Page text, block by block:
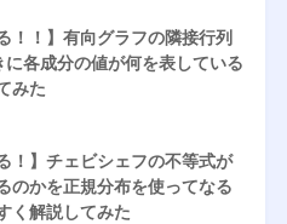
！！】有向グラフの隣接行列
に各成分の値が何を表している
みた
！】チェビシェフの不等式が
のかを正規分布を使ってなる
く解説してみた